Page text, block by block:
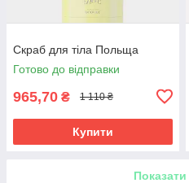
Скраб для тіла Польща
Готово до відправки
965,70 ₴ 1 110 ₴
Купити